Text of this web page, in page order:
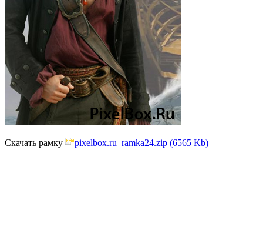
Скачать рамку pixelbox.ru_ramka24.zip (6565 Kb)